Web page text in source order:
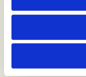
pga regnvær.
Kyrkjekaffi
hjartleg